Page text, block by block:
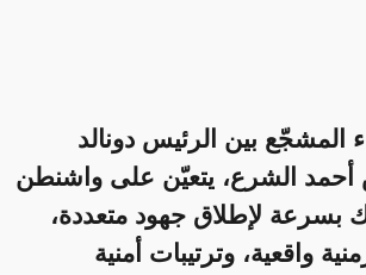
المشجّع بين الرئيس دونالد
أحمد الشرع، يتعيّن على واشنطن
بسرعة لإطلاق جهود متعددة،
واقعية، وترتيبات أمنية